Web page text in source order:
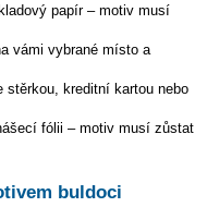
papír – motiv musí
vámi vybrané místo a
stěrkou, kreditní kartou nebo
fólii – motiv musí zůstat
buldoci